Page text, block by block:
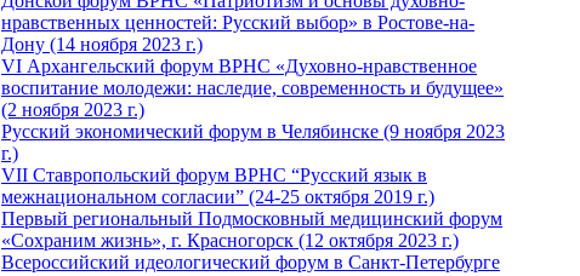
нравственных ценностей: Русский выбор» в Ростове-на-
Дону (14 ноября 2023 г.)
VI Архангельский форум ВРНС «Духовно-нравственное
воспитание молодежи: наследие, современность и будущее»
(2 ноября 2023 г.)
Русский экономический форум в Челябинске (9 ноября 2023
г.)
VII Ставропольский форум ВРНС “Русский язык в
межнациональном согласии” (24-25 октября 2019 г.)
Первый региональный Подмосковный медицинский форум
«Сохраним жизнь», г. Красногорск (12 октября 2023 г.)
Всероссийский идеологический форум в Санкт-Петербурге